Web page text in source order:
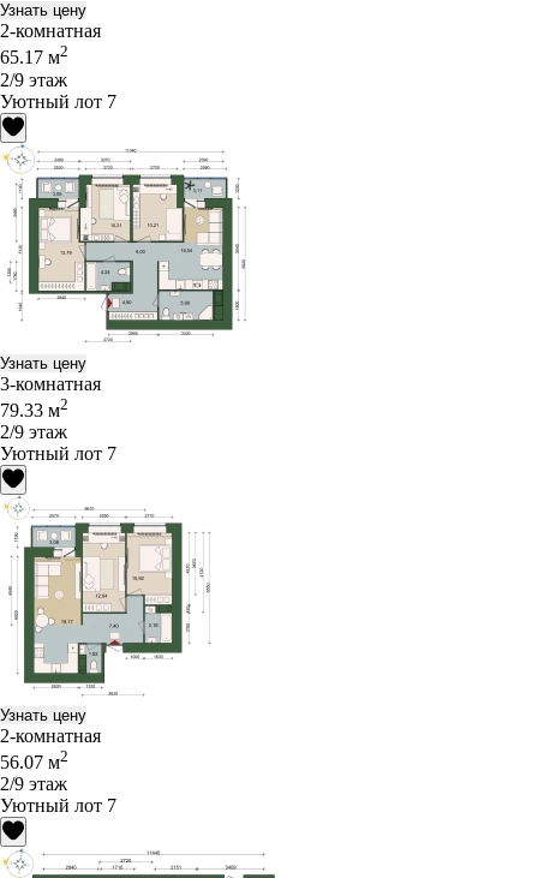
Узнать цену
2-комнатная
65.17 м2
2/9 этаж
Уютный лот 7
Узнать цену
3-комнатная
79.33 м2
2/9 этаж
Уютный лот 7
Узнать цену
2-комнатная
56.07 м2
2/9 этаж
Уютный лот 7